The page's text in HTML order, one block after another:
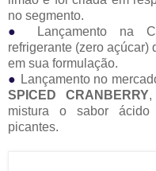
no segmento.
●
Lançamento na
refrigerante (zero açúcar)
em sua formulação.
● Lançamento no
SPICED CRANBERRY,
mistura o sabor ácido
picantes.